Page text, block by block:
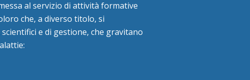
al servizio di attività formative
che, a diverso titolo, si
e di gestione, che gravitano